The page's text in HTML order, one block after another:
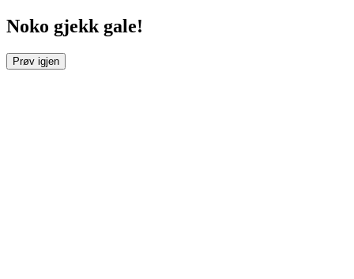
Noko gjekk gale!
Prøv igjen